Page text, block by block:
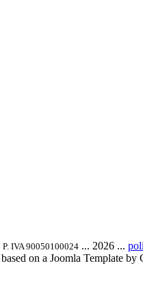
P. IVA 90050100024 ... 2026 ...
based on a Joomla Template by